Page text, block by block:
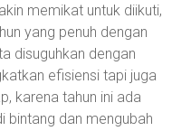
memikat untuk diikuti,
yang penuh dengan
disuguhkan dengan
efisiensi tapi juga
karena tahun ini ada
bintang dan mengubah